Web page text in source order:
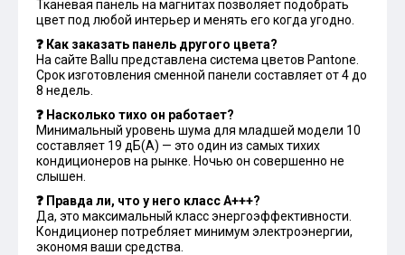
Тканевая панель на магнитах позволяет подобрать
цвет под любой интерьер и менять его когда угодно.
❓ Как заказать панель другого цвета?
На сайте Ballu представлена система цветов Pantone.
Срок изготовления сменной панели составляет от 4 до
8 недель.
❓ Насколько тихо он работает?
Минимальный уровень шума для младшей модели 10
составляет 19 дБ(А) — это один из самых тихих
кондиционеров на рынке. Ночью он совершенно не
слышен.
❓ Правда ли, что у него класс А+++?
Да, это максимальный класс энергоэффективности.
Кондиционер потребляет минимум электроэнергии,
экономя ваши средства.